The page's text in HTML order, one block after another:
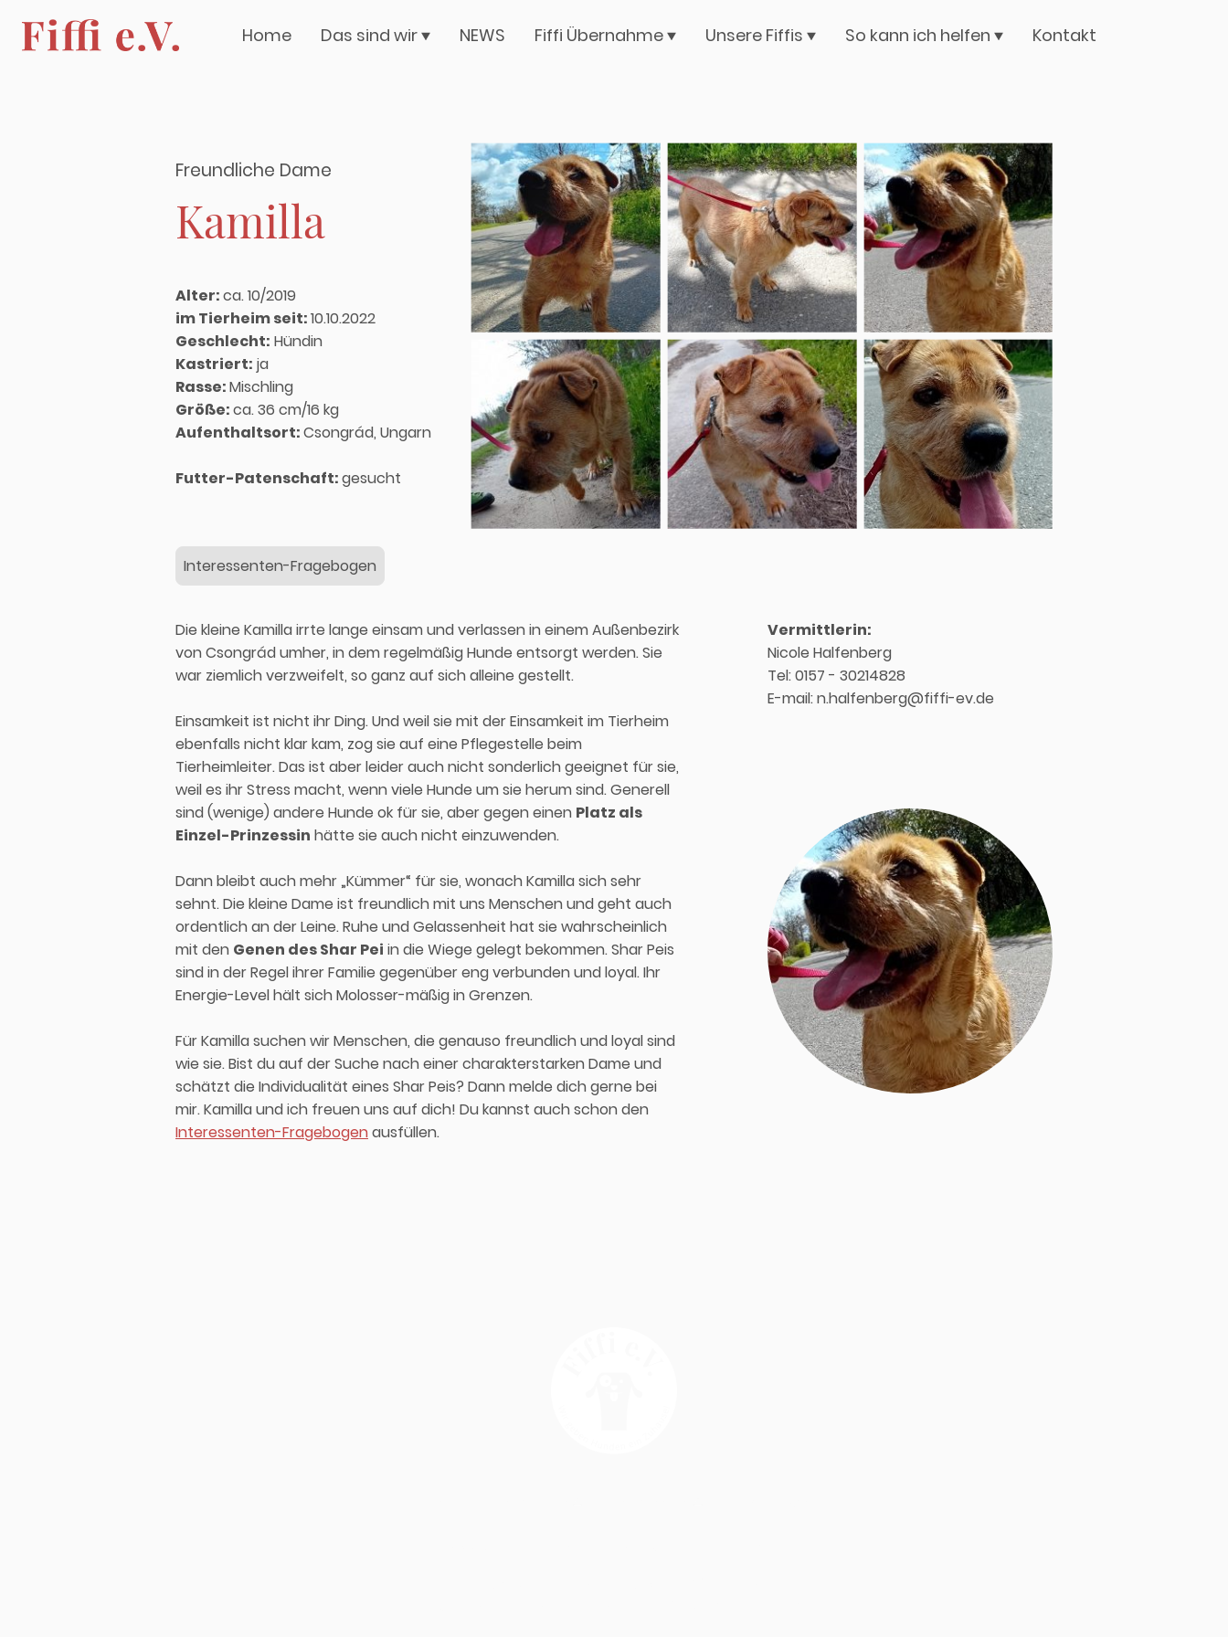
Home Das sind wir NEWS Fiffi Übernahme Unsere Fiffis So kann ich helfen Kontakt
Freundliche Dame
Kamilla
Die kleine Kamilla irrte lange einsam und verlassen in einem Außenbezirk
von Csongrád umher, in dem regelmäßig Hunde entsorgt werden. Sie
war ziemlich verzweifelt, so ganz auf sich alleine gestellt.
Einsamkeit ist nicht ihr Ding. Und weil sie mit der Einsamkeit im Tierheim
ebenfalls nicht klar kam, zog sie auf eine Pflegestelle beim
Tierheimleiter. Das ist aber leider auch nicht sonderlich geeignet für sie,
weil es ihr Stress macht, wenn viele Hunde um sie herum sind. Generell
sind (wenige) andere Hunde ok für sie, aber gegen einen Platz als
Einzel-Prinzessin hätte sie auch nicht einzuwenden.
Dann bleibt auch mehr „Kümmer“ für sie, wonach Kamilla sich sehr
sehnt. Die kleine Dame ist freundlich mit uns Menschen und geht auch
ordentlich an der Leine. Ruhe und Gelassenheit hat sie wahrscheinlich
mit den Genen des Shar Pei in die Wiege gelegt bekommen. Shar Peis
sind in der Regel ihrer Familie gegenüber eng verbunden und loyal. Ihr
Energie-Level hält sich Molosser-mäßig in Grenzen.
Für Kamilla suchen wir Menschen, die genauso freundlich und loyal sind
wie sie. Bist du auf der Suche nach einer charakterstarken Dame und
schätzt die Individualität eines Shar Peis? Dann melde dich gerne bei
mir. Kamilla und ich freuen uns auf dich! Du kannst auch schon den
Interessenten-Fragebogenausfüllen.
Vermittlerin:
Nicole Halfenberg
Tel: 0157 - 30214828
E-mail: n.halfenberg@fiffi-ev.de
Alter:ca. 10/2019
im Tierheim seit:10.10.2022
Geschlecht: Hündin
Kastriert: ja
Rasse:Mischling
Größe:ca. 36 cm/16 kg
Aufenthaltsort:Csongrád, Ungarn
Futter-Patenschaft:gesucht
Interessenten-Fragebogen